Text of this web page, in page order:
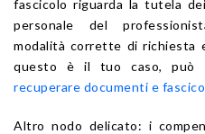
fascicolo riguarda la tutela
personale del
modalità corrette di richiesta
questo è il tuo caso, può
recuperare documenti e
Altro nodo delicato: i